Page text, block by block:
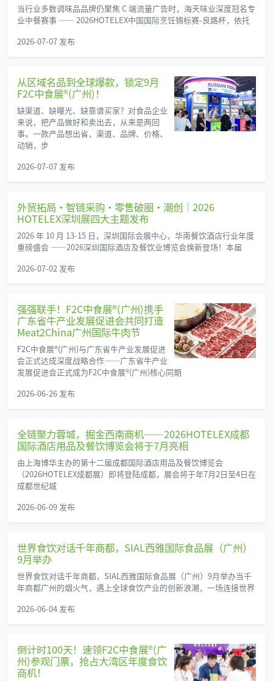
当行业多数调味品品牌仍聚焦 C 端流量广告时，海天味业深度冠名专
业中餐赛事 —— 2026HOTELEX中国国际烹饪锦标赛-良路杯，依托
2026-07-07 发布
从区域名品到全球爆款，锁定9月
F2C中食展®(广州)！
缺渠道、缺曝光、缺靠谱买家？对食品企业
来说，把产品做好和卖出去，从来是两回
事。一款产品想出省，渠道、品牌、价格、
动销，步
2026-07-07 发布
外贸拓局・智链采购・零售破圈・潮创｜2026
HOTELEX深圳展四大主题发布
2026 年 10 月 13-15 日，深圳国际会展中心，华南餐饮酒店行业年度
重磅盛会 ——2026深圳国际酒店及餐饮业博览会焕新登场！本届
2026-07-02 发布
强强联手！F2C中食展®(广州)携手
广东省牛产业发展促进会共同打造
Meat2China广州国际牛肉节
F2C中食展®(广州)与广东省牛产业发展促进
会正式达成深度战略合作——广东省牛产业
发展促进会正式成为F2C中食展®(广州)核心同期
2026-06-26 发布
全链聚力蓉城，掘金西南商机——2026HOTELEX成都
国际酒店用品及餐饮博览会将于7月亮相
由上海博华主办的第十二届成都国际酒店用品及餐饮博览会
（2026HOTELEX成都展）即将登陆成都，展会将于年7月2日至4日在
成都世纪城
2026-06-09 发布
世界食饮对话千年商都，SIAL西雅国际食品展（广州）
9月举办
世界食饮对话千年商都，SIAL西雅国际食品展（广州）9月举办当千
年商都广州的烟火气，遇上全球食饮产业的创新浪潮，一场连接世界
2026-06-04 发布
倒计时100天！速领F2C中食展®(广
州)参观门票，抢占大湾区年度食饮
商机！